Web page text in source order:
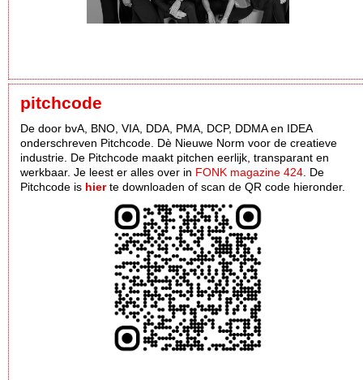
pitchcode
De door bvA, BNO, VIA, DDA, PMA, DCP, DDMA en IDEA
onderschreven Pitchcode. Dè Nieuwe Norm voor de creatieve
industrie. De Pitchcode maakt pitchen eerlijk, transparant en
werkbaar. Je leest er alles over in FONK magazine 424 . De
Pitchcode is hierte downloaden of scan de QR code hieronder.